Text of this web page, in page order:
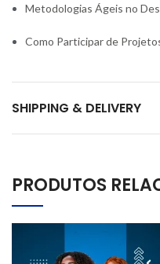
Metodologias Ágeis no
Como Participar de
SHIPPING & DELIVERY
PRODUTOS